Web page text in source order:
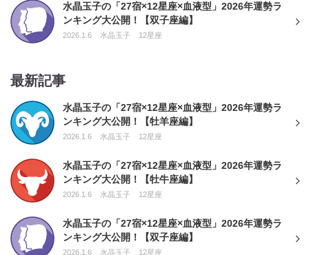
水晶玉子の「27宿×12星座×血液型」2026年運勢ラ
ンキング大公開！【双子座編】
2026.1.6 水晶玉子 12星座
最新記事
水晶玉子の「27宿×12星座×血液型」2026年運勢ラ
ンキング大公開！【牡羊座編】
2026.1.6 水晶玉子 12星座
水晶玉子の「27宿×12星座×血液型」2026年運勢ラ
ンキング大公開！【牡牛座編】
2026.1.6 水晶玉子 12星座
水晶玉子の「27宿×12星座×血液型」2026年運勢ラ
ンキング大公開！【双子座編】
2026.1.6 水晶玉子 12星座